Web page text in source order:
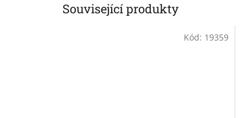
Související produkty
Kód: 19359